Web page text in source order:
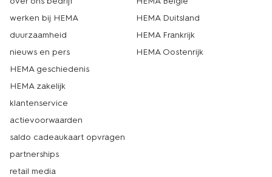
werken bij HEMA
duurzaamheid
nieuws en pers
HEMA geschiedenis
HEMA zakelijk
klantenservice
actievoorwaarden
saldo cadeaukaart opvragen
partnerships
retail media
HEMA Duitsland
HEMA Frankrijk
HEMA Oostenrijk